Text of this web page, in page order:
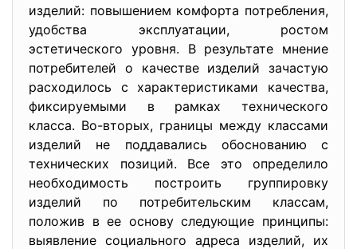
изделий: повышением комфорта потребления,
удобства эксплуатации, ростом
эстетического уровня. В результате мнение
потребителей о качестве изделий зачастую
расходилось с характеристиками качества,
фиксируемыми в рамках технического
класса. Во-вторых, границы между классами
изделий не поддавались обоснованию с
технических позиций. Все это определило
необходимость построить группировку
изделий по потребительским классам,
положив в ее основу следующие принципы:
выявление социального адреса изделий, их